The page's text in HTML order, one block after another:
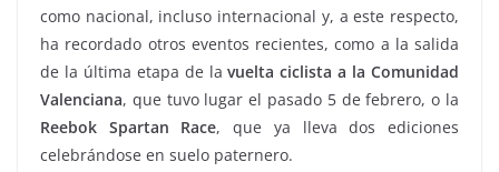
como nacional, incluso internacional y, a este respecto,
ha recordado otros eventos recientes, como a la salida
de la última etapa de lavuelta ciclista a la Comunidad
Valenciana, que tuvo lugar el pasado 5 de febrero, o la
Reebok Spartan Race, que ya lleva dos ediciones
celebrándose en suelo paternero.